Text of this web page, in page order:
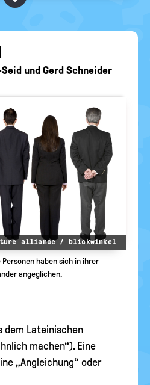
politische
FRAGEN...
und Gerd Schneider
alliance / blickwinkel
haben sich in ihrer
angeglichen.
dem Lateinischen
machen“). Eine
„Angleichung“ oder